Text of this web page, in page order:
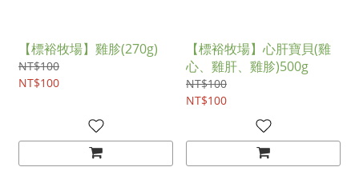
【標裕牧場】雞胗(270g)
NT$100
NT$100
【標裕牧場】心肝寶貝(雞
心、雞肝、雞胗)500g
NT$100
NT$100